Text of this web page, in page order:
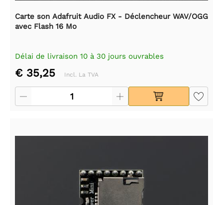
Carte son Adafruit Audio FX - Déclencheur WAV/OGG
avec Flash 16 Mo
Délai de livraison 10 à 30 jours ouvrables
€ 35,25 Incl. La TVA